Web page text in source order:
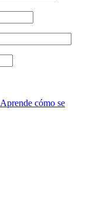
Aprende cómo se